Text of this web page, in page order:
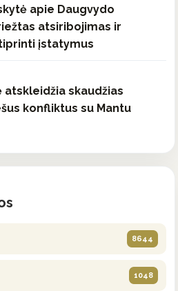
apie Daugvydo
atsiribojimas ir
įstatymus
skaudžias
konfliktus su Mantu
8644
1048